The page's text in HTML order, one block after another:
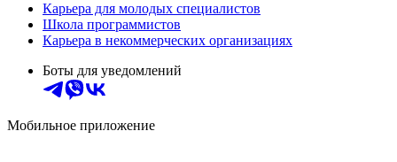
Карьера для молодых специалистов
Школа программистов
Карьера в некоммерческих организациях
Боты для уведомлений
Мобильное приложение